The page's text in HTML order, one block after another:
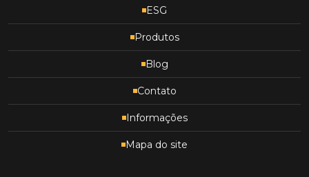
ESG
Produtos
Blog
Contato
Informações
Mapa do site